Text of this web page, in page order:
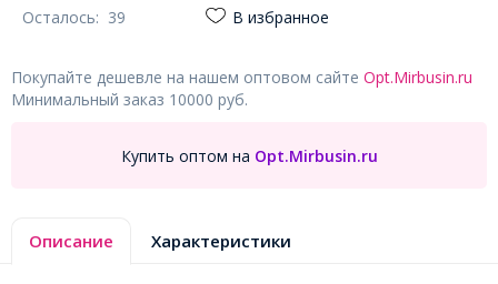
Осталось: 39 В избранное
Покупайте дешевле на нашем оптовом сайте Opt.Mirbusin.ru
Минимальный заказ 10000 руб.
Купить оптом на Opt.Mirbusin.ru
Описание Характеристики